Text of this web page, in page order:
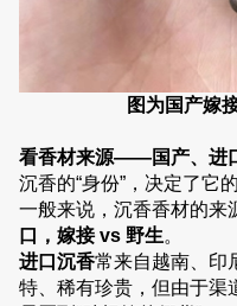
图为国产嫁
看香材来源——国产、进
沉香的“身份”，决定了它
一般来说，沉香香材的来
口，嫁接 vs 野生。
进口沉香常来自越南、印
特、稀有珍贵，但由于渠